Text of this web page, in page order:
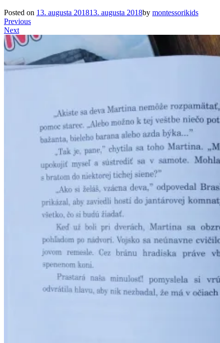
Posted on 13. augusta 201813. augusta 2018by montessorikids
Previous
Next